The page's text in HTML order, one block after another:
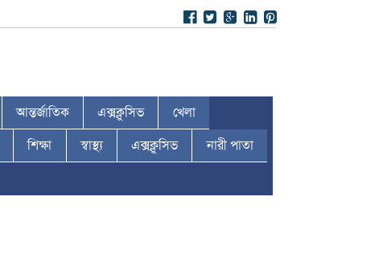
আন্তর্জাতিক এক্সক্লুসিভ খেলা
শিক্ষা স্বাস্থ্য এক্সক্লুসিভ নারী পাতা